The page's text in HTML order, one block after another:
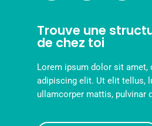
Trouve une
de chez toi
Lorem ipsum dolor sit amet,
adipiscing elit. Ut elit tellus,
ullamcorper mattis, pulvinar